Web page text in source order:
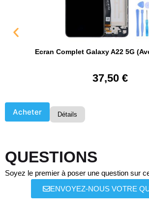
Ecran Complet Galaxy A22 5G
37,50 €
Acheter Détails
QUESTIONS
Soyez le premier à poser une question sur
ENVOYEZ-NOUS VOTRE